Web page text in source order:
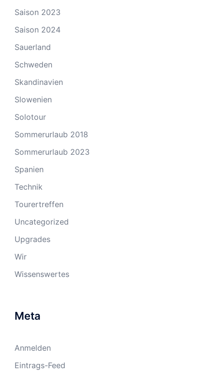
Saison 2023
Saison 2024
Sauerland
Schweden
Skandinavien
Slowenien
Solotour
Sommerurlaub 2018
Sommerurlaub 2023
Spanien
Technik
Tourertreffen
Uncategorized
Upgrades
Wir
Wissenswertes
Meta
Anmelden
Eintrags-Feed